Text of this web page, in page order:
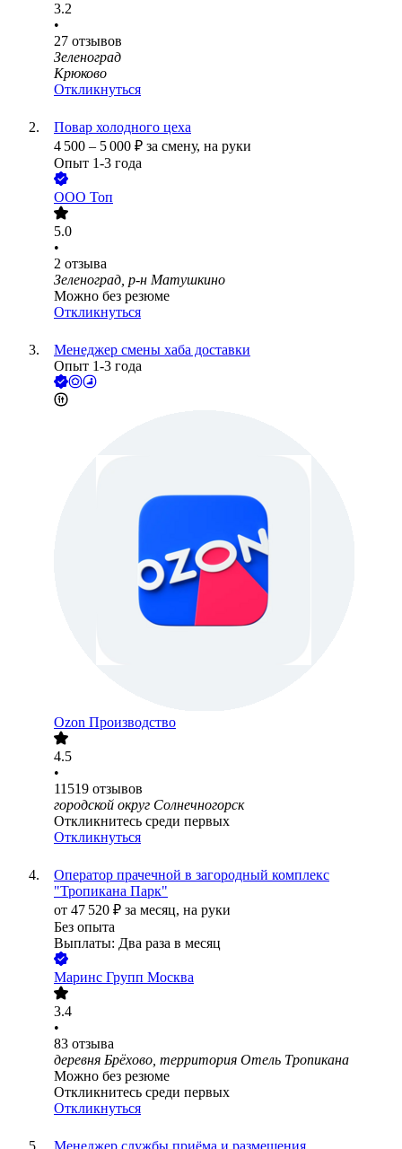
3.2
•
27 отзывов
Зеленоград
Крюково
Откликнуться
Повар холодного цеха
4 500 – 5 000 ₽ за смену, на руки
Опыт 1-3 года
ООО Топ
5.0
•
2 отзыва
Зеленоград, р-н Матушкино
Можно без резюме
Откликнуться
Менеджер смены хаба доставки
Опыт 1-3 года
Ozon Производство
4.5
•
11519 отзывов
городской округ Солнечногорск
Откликнитесь среди первых
Откликнуться
Оператор прачечной в загородный комплекс
"Тропикана Парк"
от 47 520 ₽ за месяц, на руки
Без опыта
Выплаты: Два раза в месяц
Маринс Групп Москва
3.4
•
83 отзыва
деревня Брёхово, территория Отель Тропикана
Можно без резюме
Откликнитесь среди первых
Откликнуться